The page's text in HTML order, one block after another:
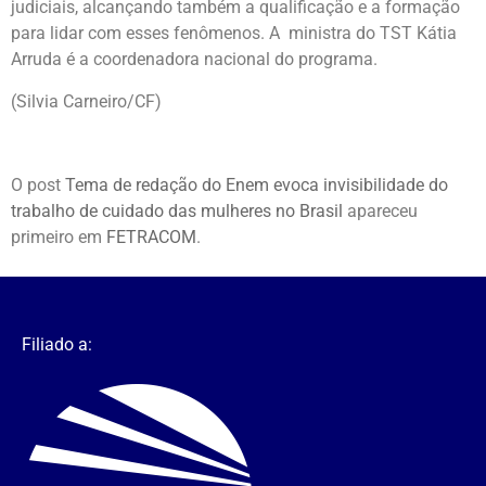
judiciais, alcançando também a qualificação e a formação
para lidar com esses fenômenos. A ministra do TST Kátia
Arruda é a coordenadora nacional do programa.
(Silvia Carneiro/CF)
O post Tema de redação do Enem evoca invisibilidade do
trabalho de cuidado das mulheres no Brasil apareceu
primeiro em FETRACOM.
Filiado a: